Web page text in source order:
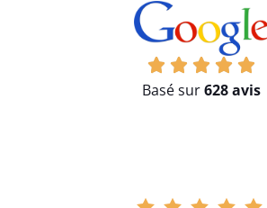
Basé sur628 avis